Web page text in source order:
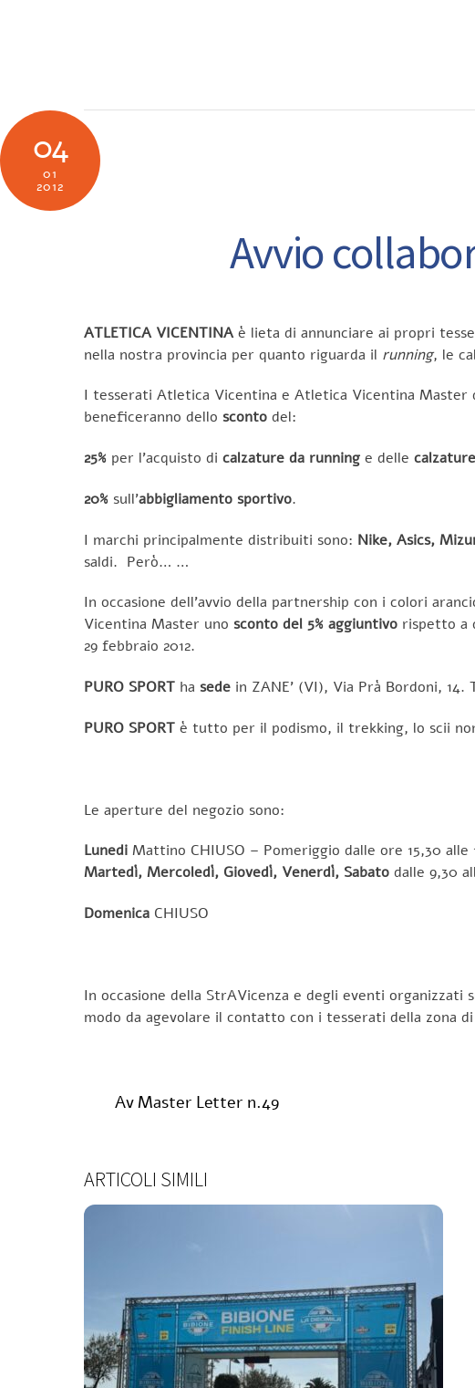
04
01
2012
Avvio
ATLETICA VICENTINAè lieta di annunciare ai propri
nella nostra provincia per quanto riguarda il running, le
I tesserati Atletica Vicentina e Atletica Vicentina Master
beneficeranno dello sconto del:
25% per l’acquisto di calzature da running e delle
20% sull’abbigliamento sportivo.
I marchi principalmente distribuiti sono: Nike, Asics,
saldi. Però… …
In occasione dell’avvio della partnership con i colori
Vicentina Master uno sconto del 5% aggiuntivo rispetto a
29 febbraio 2012.
PURO SPORT ha sede in ZANE’ (VI), Via Prà Bordoni, 14.
PURO SPORT è tutto per il podismo, il trekking, lo scii
Le aperture del negozio sono:
Lunedi Mattino CHIUSO – Pomeriggio dalle ore 15,30 alle
Martedì, Mercoledì, Giovedì, Venerdì, Sabato dalle 9,30
Domenica CHIUSO
In occasione della StrAVicenza e degli eventi
modo da agevolare il contatto con i tesserati della zona
Av Master Letter n.49
ARTICOLI SIMILI